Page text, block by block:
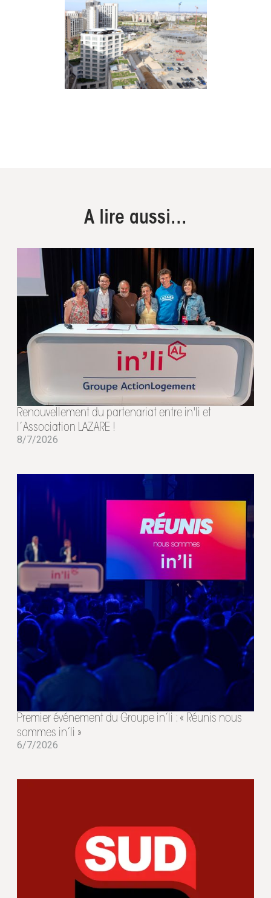
A lire aussi...
Renouvellement du partenariat entre in'li et
l’Association LAZARE !
8/7/2026
Premier événement du Groupe in’li : « Réunis nous
sommes in’li »
6/7/2026